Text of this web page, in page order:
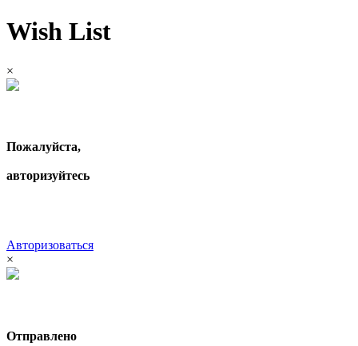
Wish List
×
Пожалуйста,
авторизуйтесь
Авторизоваться
×
Отправлено